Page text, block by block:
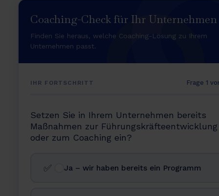
Coaching-Check für Ihr Unternehmen
Finden Sie heraus, welche Coaching-Lösung zu Ihrem
Unternehmen passt.
IHR FORTSCHRITT Frage 1
Setzen Sie in Ihrem Unternehmen bereits
Maßnahmen zur Führungskräfteentwicklung
oder zum Coaching ein?
✅ Ja – wir haben bereits ein Programm